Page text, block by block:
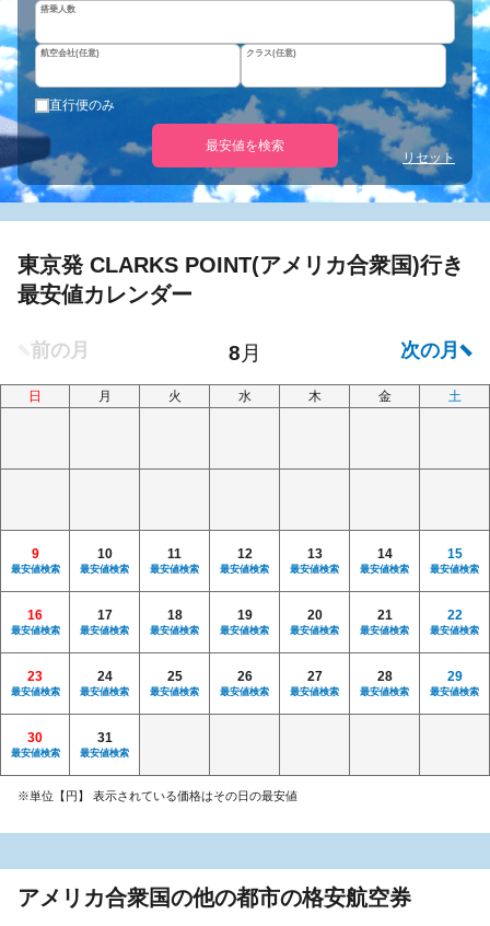
搭乗人数
航空会社(任意) クラス(任意)
直行便のみ
最安値を検索
リセット
東京発 CLARKS POINT(アメリカ合衆国)行き
最安値カレンダー
日 月 火 水 木 金 土
9
最安値検索
10
最安値検索
11
最安値検索
12
最安値検索
13
最安値検索
14
最安値検索
15
最安値検索
16
最安値検索
17
最安値検索
18
最安値検索
19
最安値検索
20
最安値検索
21
最安値検索
22
最安値検索
23
最安値検索
24
最安値検索
25
最安値検索
26
最安値検索
27
最安値検索
28
最安値検索
29
最安値検索
30
最安値検索
31
最安値検索
※単位【円】 表示されている価格はその日の最安値
アメリカ合衆国の他の都市の格安航空券